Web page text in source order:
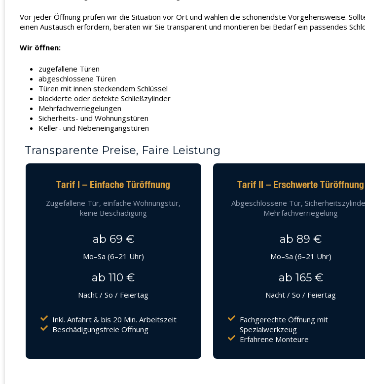
Vor jeder Öffnung prüfen wir die Situation vor Ort und wählen die schonendste Vorgehensweise.
einen Austausch erfordern, beraten wir Sie transparent und montieren bei Bedarf ein passendes
Wir öffnen:
zugefallene Türen
abgeschlossene Türen
Türen mit innen steckendem Schlüssel
blockierte oder defekte Schließzylinder
Mehrfachverriegelungen
Sicherheits- und Wohnungstüren
Keller- und Nebeneingangstüren
Transparente Preise, Faire Leistung
Tarif I – Einfache Türöffnung
Zugefallene Tür, einfache Wohnungstür,
keine Beschädigung
ab 69 €
Mo–Sa (6–21 Uhr)
ab 110 €
Nacht / So / Feiertag
Inkl. Anfahrt & bis 20 Min. Arbeitszeit
Beschädigungsfreie Öffnung
Tarif II – Erschwerte Türöffnung
Abgeschlossene Tür,
Mehrfachverriegelung
ab 89 €
Mo–Sa (6–21 Uhr)
ab 165 €
Nacht / So / Feiertag
Fachgerechte Öffnung mit
Spezialwerkzeug
Erfahrene Monteure